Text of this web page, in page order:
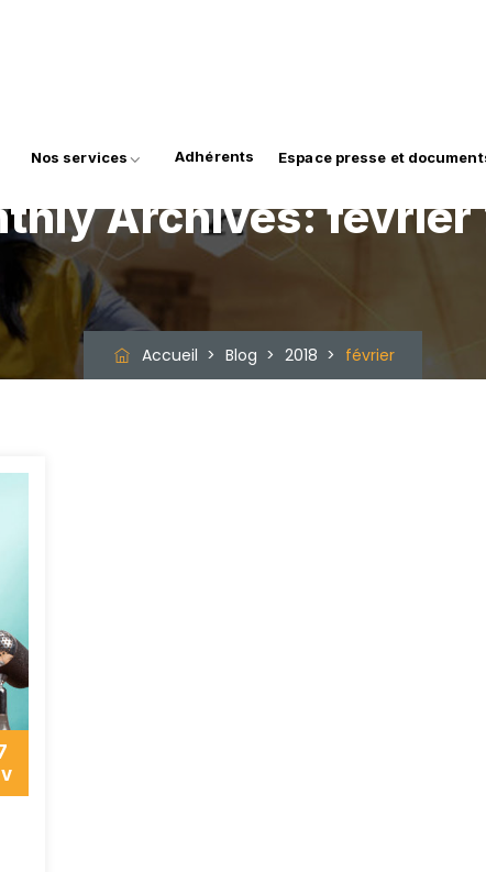
Nos services Adhérents Espace presse et
Archives:février
Accueil > Blog > 2018 > février